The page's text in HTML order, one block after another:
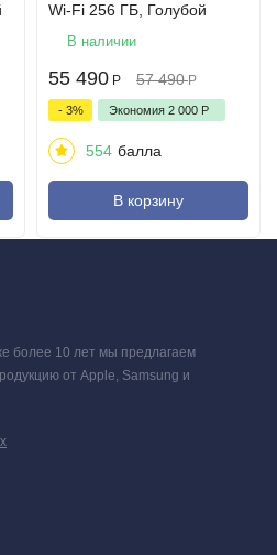
Wi-Fi 256 ГБ, Голубой
В наличии
55 490 Р 57 490 Р
- 3% Экономия 2 000 Р
554 балла
В корзину
более 10 лет мы предлагаем
от Apple, Samsung и